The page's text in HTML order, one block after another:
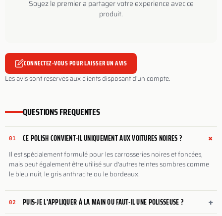
Soyez le premier a partager votre experience avec ce
produit.
CONNECTEZ-VOUS POUR LAISSER UN AVIS
Les avis sont reserves aux clients disposant d'un compte.
QUESTIONS FREQUENTES
01 CE POLISH CONVIENT-IL UNIQUEMENT AUX VOITURES NOIRES ? +
Il est spécialement formulé pour les carrosseries noires et foncées,
mais peut également être utilisé sur d'autres teintes sombres comme
le bleu nuit, le gris anthracite ou le bordeaux.
02 PUIS-JE L'APPLIQUER À LA MAIN OU FAUT-IL UNE POLISSEUSE ? +